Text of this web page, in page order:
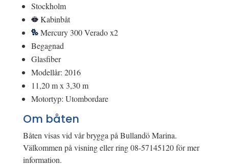
Stockholm
Kabinbåt
Mercury 300 Verado x2
Begagnad
Glasfiber
Modellår: 2016
11,20 m x 3,30 m
Motortyp: Utombordare
Om båten
Båten visas vid vår brygga på Bullandö Marina.
Välkommen på visning eller ring 08-57145120 för mer
information.